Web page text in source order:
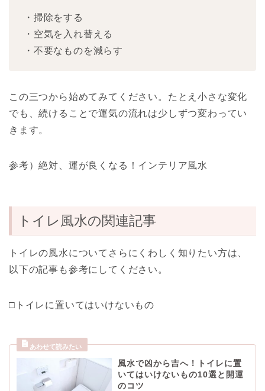
・掃除をする
・空気を入れ替える
・不要なものを減らす
この三つから始めてみてください。たとえ小さな変化
でも、続けることで運気の流れは少しずつ変わってい
きます。
参考）絶対、運が良くなる！インテリア風水
トイレ風水の関連記事
トイレの風水についてさらにくわしく知りたい方は、
以下の記事も参考にしてください。
□トイレに置いてはいけないもの
風水で凶から吉へ！トイレに置
いてはいけないもの10選と開運
のコツ